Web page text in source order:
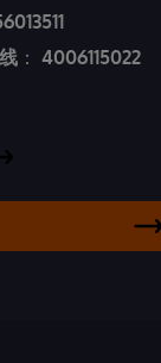
： 4006115022